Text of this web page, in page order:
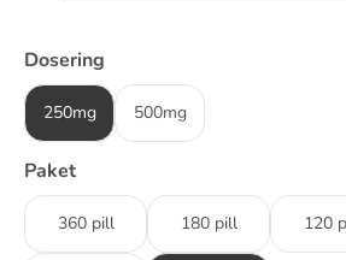
Dosering
250mg 500mg
Paket
360 pill 180 pill 120